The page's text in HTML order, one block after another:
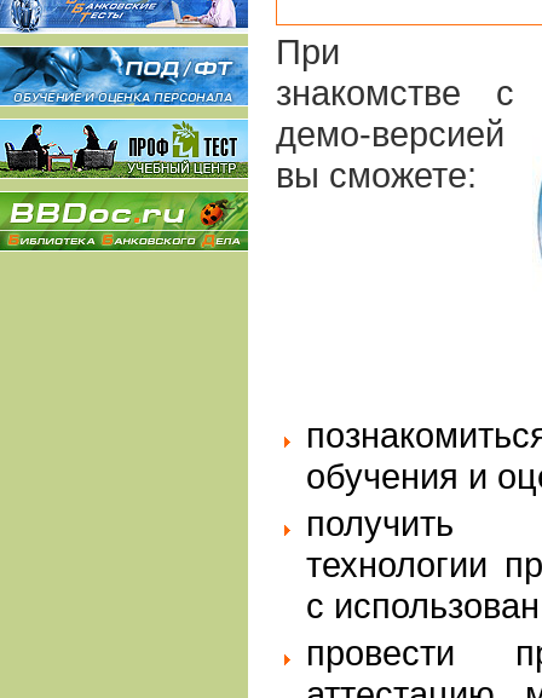
При
знакомстве с
демо-версией
вы сможете:
обучения и
получить
технологии
с
провести